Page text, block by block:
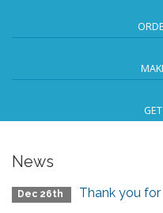
News
Dec 26th Thank you